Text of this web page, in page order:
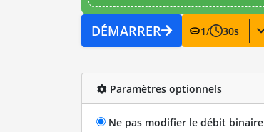
DÉMARRER 1/ 30s
Paramètres optionnels
Ne pas modifier le débit binaire